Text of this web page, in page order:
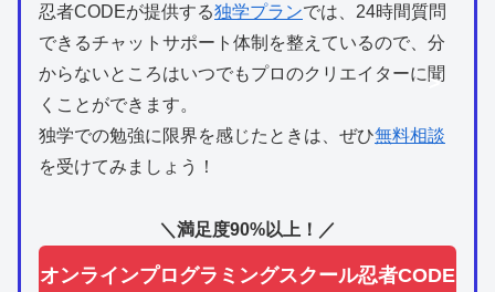
忍者CODEが提供する独学プランでは、24時間質問
できるチャットサポート体制を整えているので、分
からないところはいつでもプロのクリエイターに聞
くことができます。
独学での勉強に限界を感じたときは、ぜひ無料相談
を受けてみましょう！
＼満足度90%以上！／
オンラインプログラミングスクール忍者CODE
>